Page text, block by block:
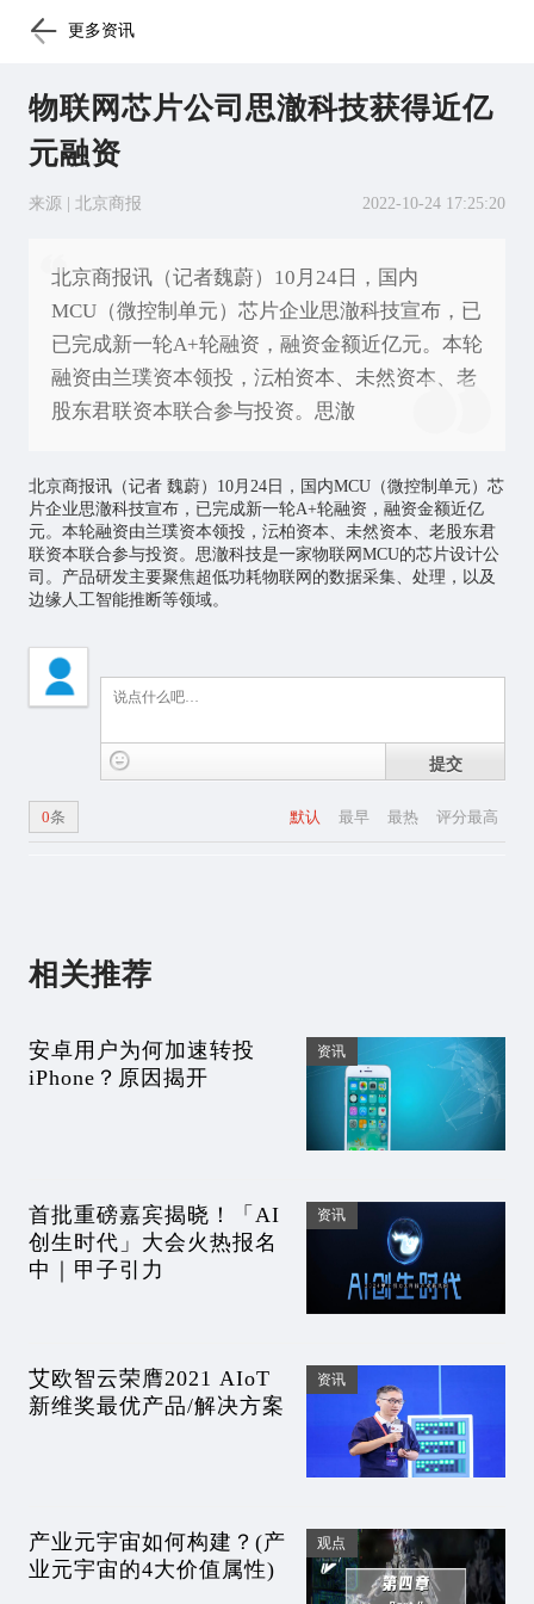
更多资讯
物联网芯片公司思澈科技获得近亿
元融资
来源 | 北京商报 2022-10-24 17:25:20
北京商报讯（记者魏蔚）10月24日，国内
MCU（微控制单元）芯片企业思澈科技宣布，已
已完成新一轮A+轮融资，融资金额近亿元。本轮
融资由兰璞资本领投，沄柏资本、未然资本、老
股东君联资本联合参与投资。思澈
北京商报讯（记者 魏蔚）10月24日，国内MCU（微控制单元） 芯
片企业思澈科技宣布，已完成新一轮A+轮融资，融资金额近亿
元。本轮融资由兰璞资本领投，沄柏资本、未然资本、老股东君
联资本联合参与投资。思澈科技是一家物联网 MCU的芯片设计公
司。产品研发主要聚焦超低功耗物联网的数据采集、处理，以及
边缘人工智能推断等领域。
提交
默认 最早 最热 评分最高
0条
相关推荐
安卓用户为何加速转投
iPhone？原因揭开
资讯
首批重磅嘉宾揭晓！「AI
创生时代」大会火热报名
中｜甲子引力
资讯
艾欧智云荣膺2021 AIoT
新维奖最优产品/解决方案
资讯
产业元宇宙如何构建？(产
业元宇宙的4大价值属性)
观点